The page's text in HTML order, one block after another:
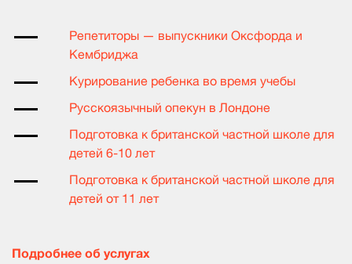
Репетиторы — выпускники Оксфорда и
Кембриджа
Курирование ребенка во время учебы
Русскоязычный опекун в Лондоне
Подготовка к британской частной школе для
детей 6-10 лет
Подготовка к британской частной школе для
детей от 11 лет
Подробнее об услугах